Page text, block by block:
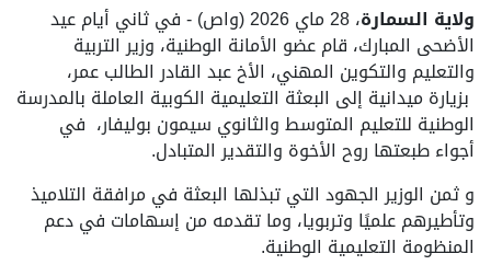
ولاية السمارة
، 28 ماي 2026 (واص) - في ثاني أيام عيد
الأضحى المبارك، قام عضو الأمانة الوطنية، وزير التربية
والتعليم والتكوين المهني، الأخ عبد القادر الطالب عمر،
بزيارة ميدانية إلى البعثة التعليمية الكوبية العاملة بالمدرسة
الوطنية للتعليم المتوسط والثانوي سيمون بوليفار، في
أجواء طبعتها روح الأخوة والتقدير المتبادل.
و ثمن الوزير الجهود التي تبذلها البعثة في مرافقة التلاميذ
وتأطيرهم علميًا وتربويا، وما تقدمه من إسهامات في دعم
المنظومة التعليمية الوطنية.